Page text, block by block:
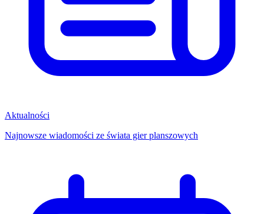
Aktualności
Najnowsze wiadomości ze świata gier planszowych